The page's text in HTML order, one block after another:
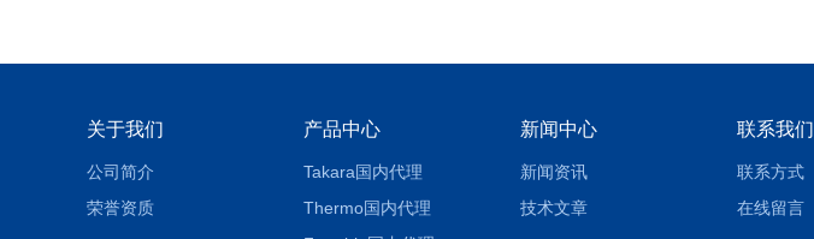
关于我们
公司简介
荣誉资质
产品中心
Takara国内代理
Thermo国内代理
新闻中心
新闻资讯
技术文章
联系我们
联系方式
在线留言